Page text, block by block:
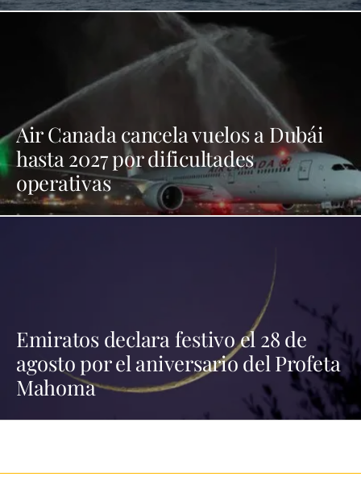
Air Canada cancela vuelos a Dubái
hasta 2027 por dificultades
operativas
Emiratos declara festivo el 28 de
agosto por el aniversario del Profeta
Mahoma